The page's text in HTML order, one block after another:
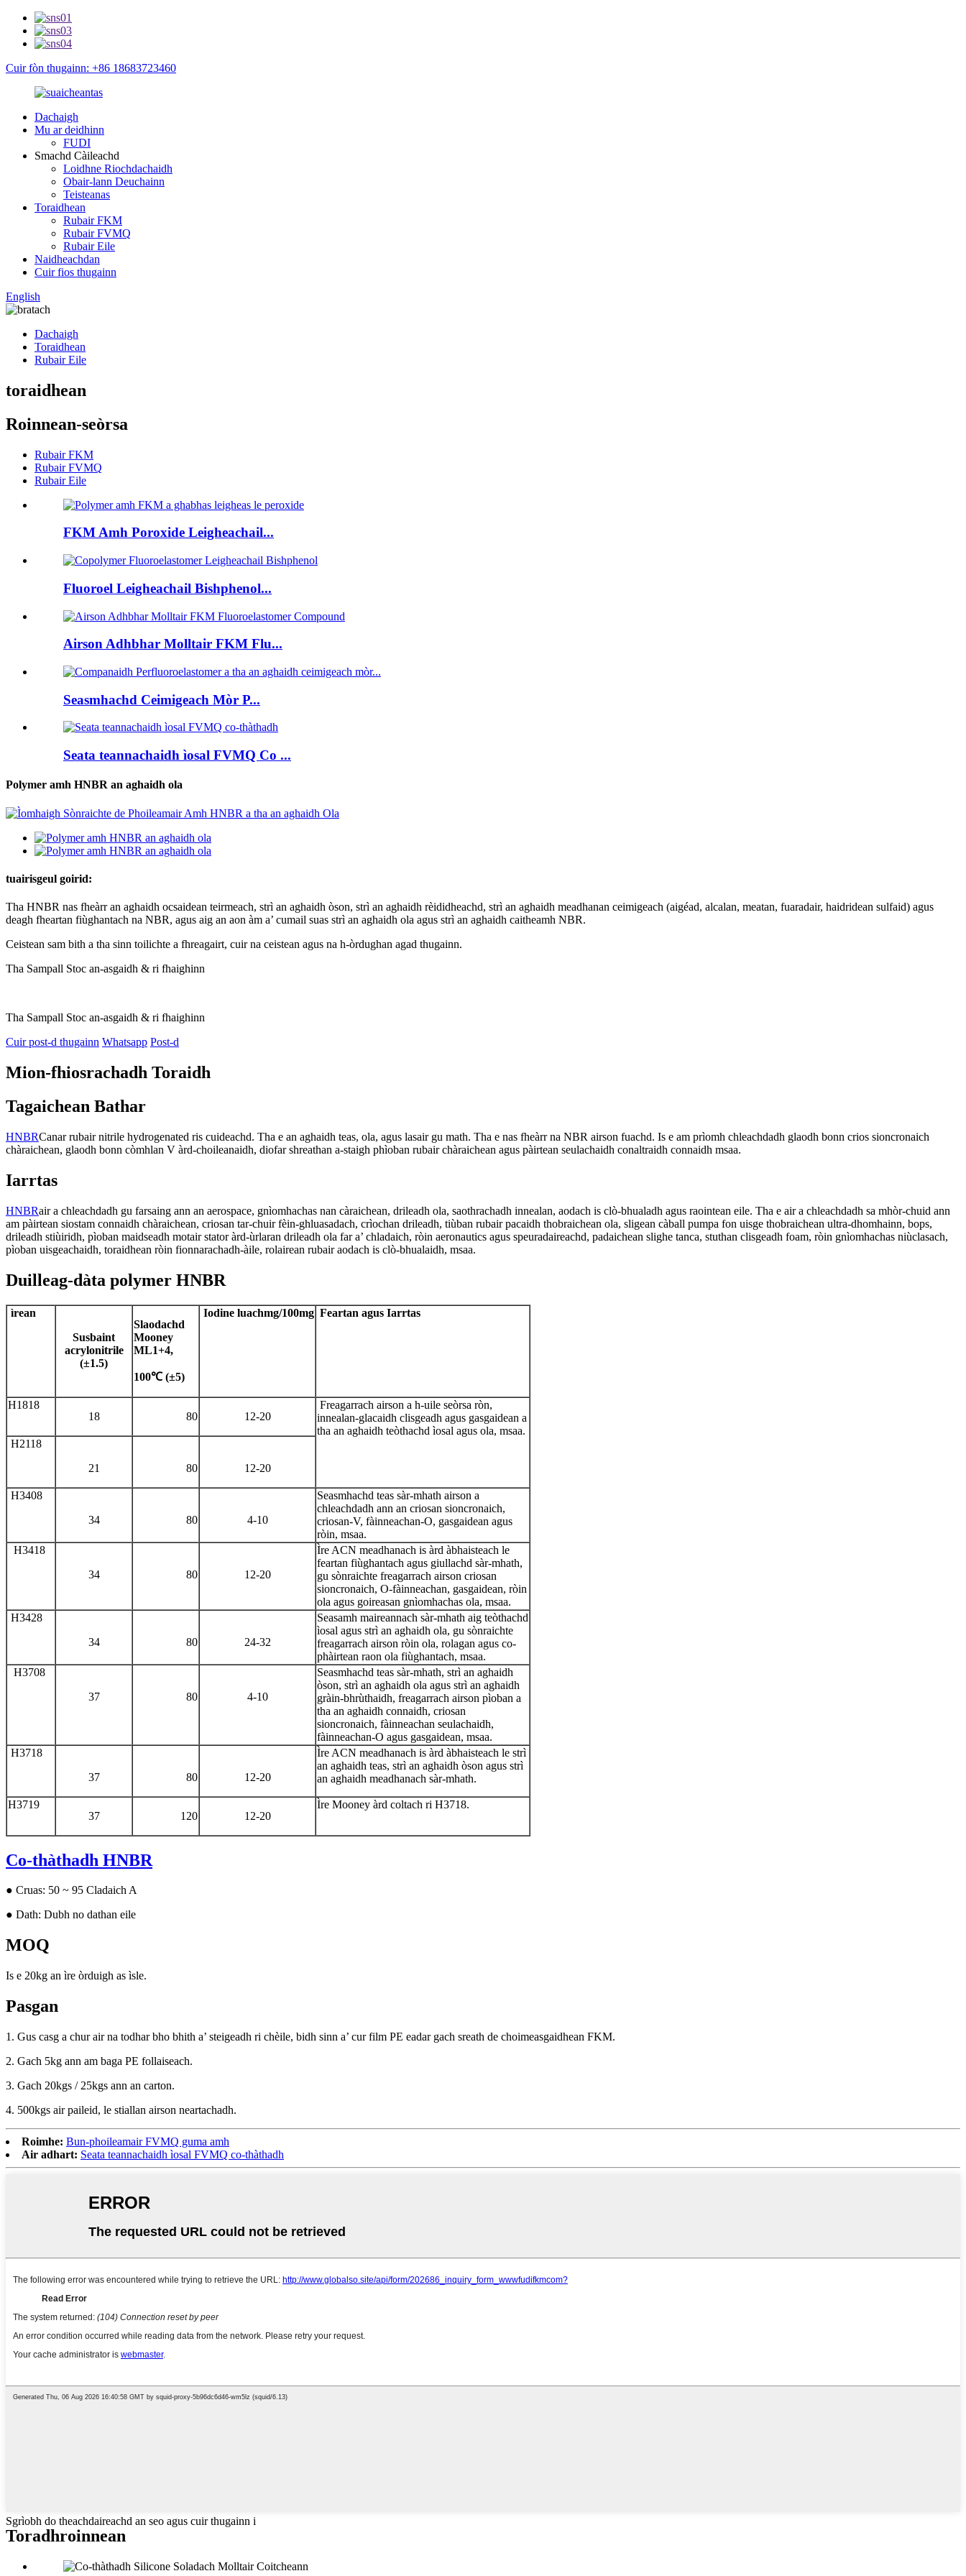
Cuir fòn thugainn: +86 18683723460
Dachaigh
Mu ar deidhinn
FUDI
Smachd Càileachd
Loidhne Riochdachaidh
Obair-lann Deuchainn
Teisteanas
Toraidhean
Rubair FKM
Rubair FVMQ
Rubair Eile
Naidheachdan
Cuir fios thugainn
English
Dachaigh
Toraidhean
Rubair Eile
toraidhean
Roinnean-seòrsa
Rubair FKM
Rubair FVMQ
Rubair Eile
FKM Amh Poroxide Leigheachail...
Fluoroel Leigheachail Bishphenol...
Airson Adhbhar Molltair FKM Flu...
Seasmhachd Ceimigeach Mòr P...
Seata teannachaidh ìosal FVMQ Co ...
Polymer amh HNBR an aghaidh ola
tuairisgeul goirid:
Tha HNBR nas fheàrr an aghaidh ocsaidean teirmeach, strì an aghaidh òson, strì an aghaidh rèididheachd, strì an aghaidh meadhanan ceimigeach (aigéad, alcalan, meatan, fuaradair, haidridean sulfaid) agus
deagh fheartan fiùghantach na NBR, agus aig an aon àm a’ cumail suas strì an aghaidh ola agus strì an aghaidh caitheamh NBR.
Ceistean sam bith a tha sinn toilichte a fhreagairt, cuir na ceistean agus na h-òrdughan agad thugainn.
Tha Sampall Stoc an-asgaidh & ri fhaighinn
Tha Sampall Stoc an-asgaidh & ri fhaighinn
Cuir post-d thugainn Whatsapp Post-d
Mion-fhiosrachadh Toraidh
Tagaichean Bathar
HNBRCanar rubair nitrile hydrogenated ris cuideachd. Tha e an aghaidh teas, ola, agus lasair gu math. Tha e nas fheàrr na NBR airson fuachd. Is e am prìomh chleachdadh glaodh bonn crios sioncronaich
chàraichean, glaodh bonn còmhlan V àrd-choileanaidh, diofar shreathan a-staigh phìoban rubair chàraichean agus pàirtean seulachaidh conaltraidh connaidh msaa.
Iarrtas
HNBRair a chleachdadh gu farsaing ann an aerospace, gnìomhachas nan càraichean, drileadh ola, saothrachadh innealan, aodach is clò-bhualadh agus raointean eile. Tha e air a chleachdadh sa mhòr-chuid ann
am pàirtean siostam connaidh chàraichean, criosan tar-chuir fèin-ghluasadach, crìochan drileadh, tiùban rubair pacaidh thobraichean ola, sligean càball pumpa fon uisge thobraichean ultra-dhomhainn, bops,
drileadh stiùiridh, pìoban maidseadh motair stator àrd-ùrlaran drileadh ola far a’ chladaich, ròin aeronautics agus speuradaireachd, padaichean slighe tanca, stuthan clisgeadh foam, ròin gnìomhachas niùclasach,
pìoban uisgeachaidh, toraidhean ròin fionnarachadh-àile, rolairean rubair aodach is clò-bhualaidh, msaa.
Duilleag-dàta polymer HNBR
ìrean
Susbaint
acrylonitrile
(±1.5)
Slaodachd
Mooney
ML1+4,
100℃ (±5)
Iodine luachmg/100mg Feartan agus Iarrtas
H1818
18
80 12-20
Freagarrach airson a h-uile seòrsa ròn,
innealan-glacaidh clisgeadh agus gasgaidean a
tha an aghaidh teòthachd ìosal agus ola, msaa.
H2118
21
80 12-20
H3408
34
80 4-10
Seasmhachd teas sàr-mhath airson a
chleachdadh ann an criosan sioncronaich,
criosan-V, fàinneachan-O, gasgaidean agus
ròin, msaa.
H3418
34
80 12-20
Ìre ACN meadhanach is àrd àbhaisteach le
feartan fiùghantach agus giullachd sàr-mhath,
gu sònraichte freagarrach airson criosan
sioncronaich, O-fàinneachan, gasgaidean, ròin
ola agus goireasan gnìomhachas ola, msaa.
H3428
34
80 24-32
Seasamh maireannach sàr-mhath aig teòthachd
ìosal agus strì an aghaidh ola, gu sònraichte
freagarrach airson ròin ola, rolagan agus co-
phàirtean raon ola fiùghantach, msaa.
H3708
37
80 4-10
Seasmhachd teas sàr-mhath, strì an aghaidh
òson, strì an aghaidh ola agus strì an aghaidh
gràin-bhrùthaidh, freagarrach airson pìoban a
tha an aghaidh connaidh, criosan
sioncronaich, fàinneachan seulachaidh,
fàinneachan-O agus gasgaidean, msaa.
H3718
37
80 12-20
Ìre ACN meadhanach is àrd àbhaisteach le strì
an aghaidh teas, strì an aghaidh òson agus strì
an aghaidh meadhanach sàr-mhath.
H3719
37
120 12-20
Ìre Mooney àrd coltach ri H3718.
Co-thàthadh HNBR
● Cruas: 50 ~ 95 Cladaich A
● Dath: Dubh no dathan eile
MOQ
Is e 20kg an ìre òrduigh as ìsle.
Pasgan
1. Gus casg a chur air na todhar bho bhith a’ steigeadh ri chèile, bidh sinn a’ cur film PE eadar gach sreath de choimeasgaidhean FKM.
2. Gach 5kg ann am baga PE follaiseach.
3. Gach 20kgs / 25kgs ann an carton.
4. 500kgs air paileid, le stiallan airson neartachadh.
Roimhe: Bun-phoileamair FVMQ guma amh
Air adhart: Seata teannachaidh ìosal FVMQ co-thàthadh
Sgrìobh do theachdaireachd an seo agus cuir thugainn i
Toradhroinnean